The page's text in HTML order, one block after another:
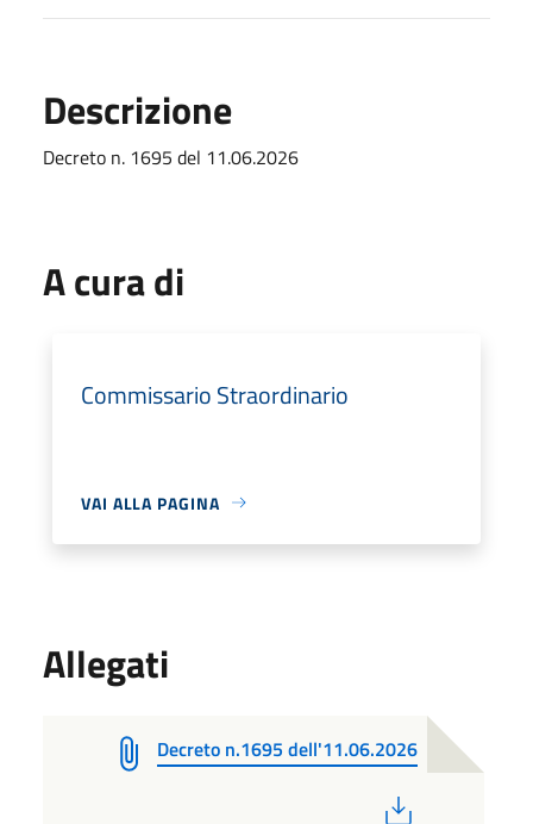
Descrizione
Decreto n. 1695 del 11.06.2026
A cura di
Commissario Straordinario
VAI ALLA PAGINA
Allegati
Decreto n.1695 dell'11.06.2026